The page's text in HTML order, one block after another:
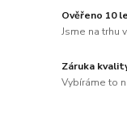
Ověřeno 10
Jsme na trhu
Záruka
Vybíráme to